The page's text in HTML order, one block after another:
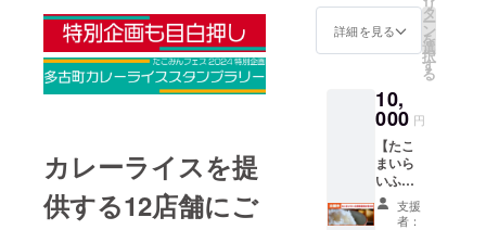
カレーライスを提
供する12店舗にご
ルー
鳴滝真吾
【移住社長
ン】地方移
住者の暮ら
このチャン
ネルでは、
地方に移住
原材料
及び添
表示は
お届け
商品の
ラベル
に表記
されま
す。 商
品開封
にし、
ナッツ
をミッ
クスし
たおい
しく体
に優し
いス
ナック
です。
流会や
セミ
ナルラ
バーバ
実際に
お届け
するリ
ターン
とパッ
ン店
「みん
なの
ブー」
の大人
気メ
ニュー
をお届
けしま
す！ ・
多古米
詳細を見る
リ
タ
ー
ン
を
選
択
す
る
10,
000 円
【たこ
まいら
いふ萩
原農場
さんの
支援
者：